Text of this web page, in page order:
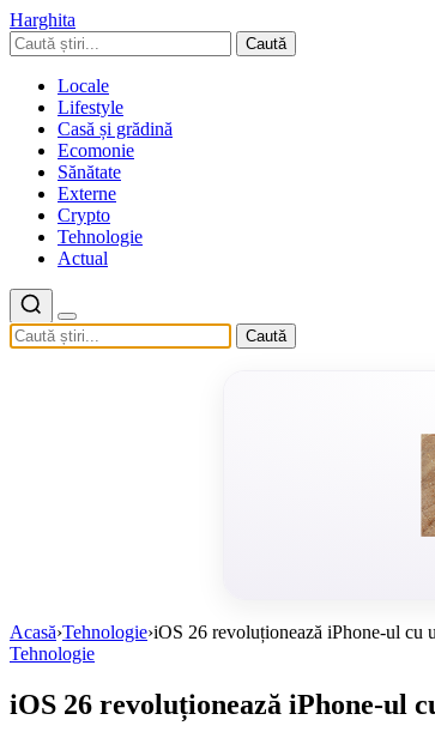
Harghita
Caută
Locale
Lifestyle
Casă și grădină
Ecomonie
Sănătate
Externe
Crypto
Tehnologie
Actual
Caută
Acasă›Tehnologie›iOS 26 revoluționează iPhone-ul cu
Tehnologie
iOS 26 revoluționează iPhone-ul